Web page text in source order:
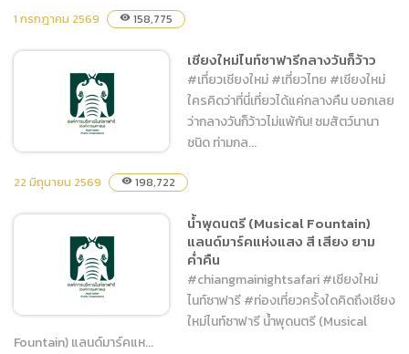
ไม่เคยเห็น
1 กรกฎาคม 2569 visibility 158,775
เชียงใหม่ไนท์ซาฟารีกลางวันก็
เชียงใหม่ไนท์ซาฟารีกลางวันก็ว้าว
#เที่ยวเชียงใหม่ #เที่ยวไทย #เชียงใหม่
ใครคิดว่าที่นี่เที่ยวได้แค่กลางคืน บอกเลย
ว่ากลางวันก็ว้าวไม่แพ้กัน! ชมสัตว์นานา
ชนิด ท่ามกล...
22 มิถุนายน 2569 visibility 198,722
น้ำพุดนตรี (Musical Fountain)
แลนด์มาร์คแห่งแสง สี เสียง ยาม
ค่ำคืน
#chiangmainightsafari #เชียงใหม่
ไนท์ซาฟารี #ท่องเที่ยวครั้งใดคิดถึงเชียง
ใหม่ไนท์ซาฟารี น้ำพุดนตรี (Musical
Fountain) แลนด์มาร์คแห...